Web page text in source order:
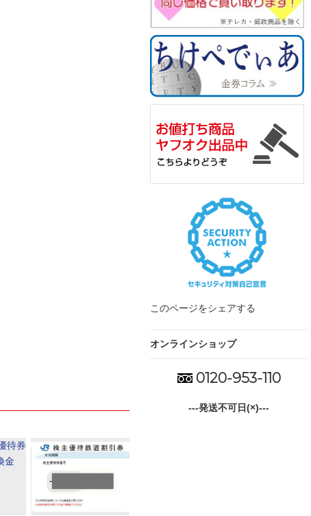
このページをシェアする
オンラインショップ
0120-953-110
---発送不可日(×)---